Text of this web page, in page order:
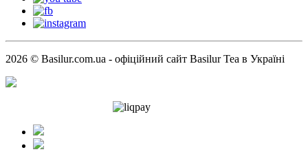
2026 © Basilur.com.ua - офіційний сайт Basilur Tea в Україні